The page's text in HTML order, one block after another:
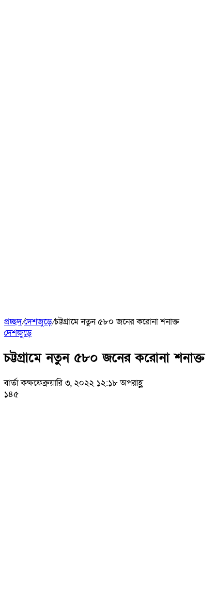
প্রচ্ছদ/দেশজুড়ে/চট্টগ্রামে নতুন ৫৮০ জনের করোনা শনাক্ত
দেশজুড়ে
চট্টগ্রামে নতুন ৫৮০ জনের করোনা শনাক্ত
বার্তা কক্ষফেব্রুয়ারি ৩, ২০২২ ১২:১৮ অপরাহ্ণ
১৪৫